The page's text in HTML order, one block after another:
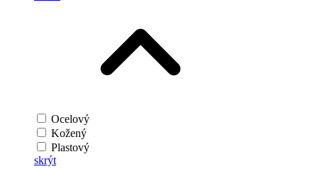
Ocelový
Kožený
Plastový
skrýt